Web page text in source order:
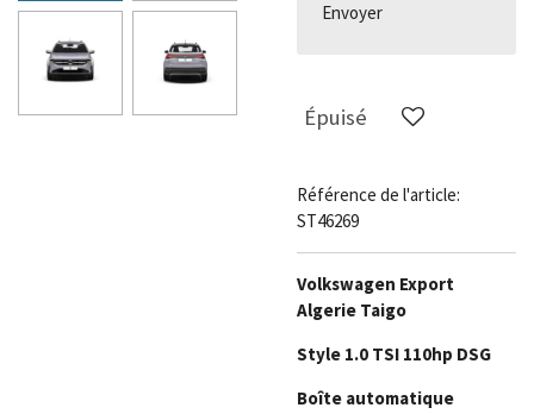
Envoyer
Épuisé
Référence de l'article:
ST46269
Volkswagen Export
Algerie Taigo
Style 1.0 TSI 110hp DSG
Boîte automatique